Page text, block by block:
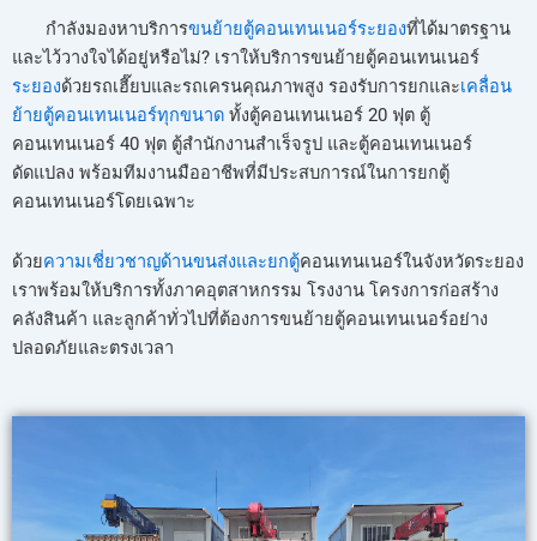
กำลังมองหาบริการขนย้ายตู้คอนเทนเนอร์ระยองที่ได้มาตรฐาน
และไว้วางใจได้อยู่หรือไม่? เราให้บริการขนย้ายตู้คอนเทนเนอร์
ระยองด้วยรถเฮี๊ยบและรถเครนคุณภาพสูง รองรับการยกและเคลื่อน
ย้ายตู้คอนเทนเนอร์ทุกขนาด ทั้งตู้คอนเทนเนอร์ 20 ฟุต ตู้
คอนเทนเนอร์ 40 ฟุต ตู้สำนักงานสำเร็จรูป และตู้คอนเทนเนอร์
ดัดแปลง พร้อมทีมงานมืออาชีพที่มีประสบการณ์ในการยกตู้
คอนเทนเนอร์โดยเฉพาะ
ด้วยความเชี่ยวชาญด้านขนส่งและยกตู้คอนเทนเนอร์ในจังหวัดระยอง
เราพร้อมให้บริการทั้งภาคอุตสาหกรรม โรงงาน โครงการก่อสร้าง
คลังสินค้า และลูกค้าทั่วไปที่ต้องการขนย้ายตู้คอนเทนเนอร์อย่าง
ปลอดภัยและตรงเวลา